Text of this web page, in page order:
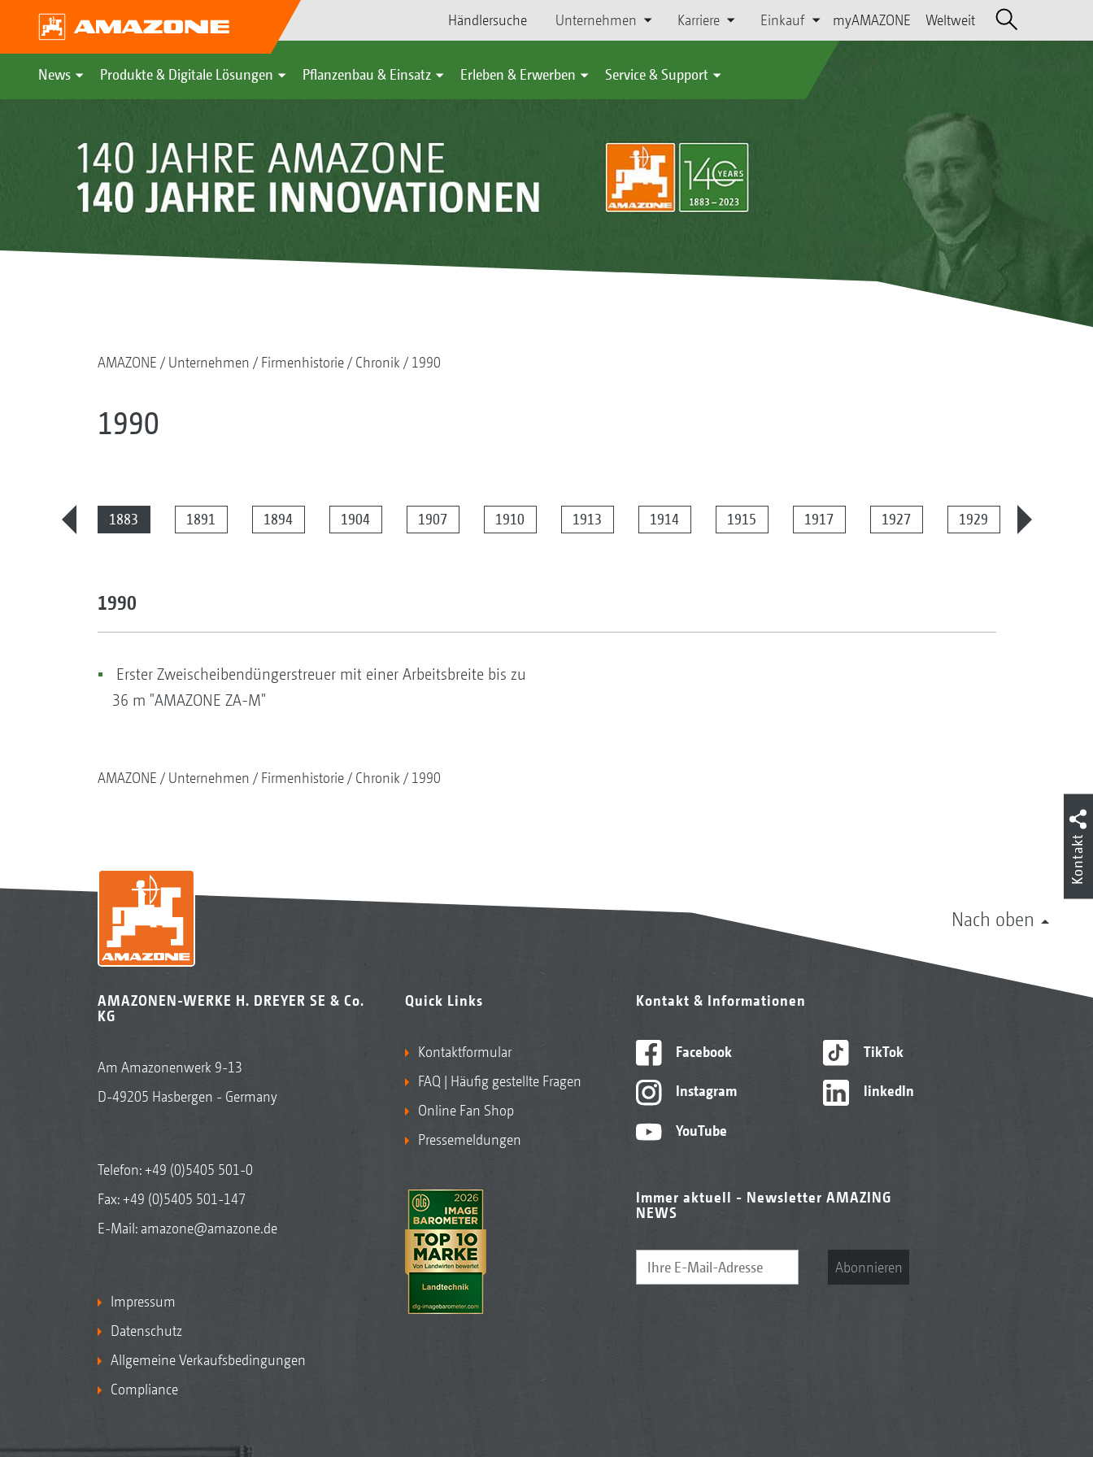
Händlersuche Unternehmen Karriere Einkauf myAMAZONE Weltweit
News Produkte & Digitale Lösungen Pflanzenbau & Einsatz Erleben & Erwerben Service & Support
AMAZONE Unternehmen Firmenhistorie Chronik 1990
1990
1883 1891 1894 1904 1907 1910 1913 1914 1915 1917 1927 1929
1990
Erster Zweischeibendüngerstreuer mit einer Arbeitsbreite bis zu
36 m "AMAZONE ZA-M"
AMAZONE Unternehmen Firmenhistorie Chronik 1990
Nach oben
AMAZONEN-WERKE H. DREYER SE & Co.
KG
Am Amazonenwerk 9-13
D-49205 Hasbergen - Germany
Telefon:+49 (0)5405 501-0
Fax: +49 (0)5405 501-147
E-Mail: amazone@amazone.de
Impressum
Datenschutz
Allgemeine Verkaufsbedingungen
Compliance
Quick Links
Kontaktformular
FAQ | Häufig gestellte Fragen
Online Fan Shop
Pressemeldungen
Kontakt & Informationen
Facebook
Instagram
YouTube
TikTok
linkedIn
Immer aktuell - Newsletter AMAZING
NEWS
Abonnieren
Kontakt